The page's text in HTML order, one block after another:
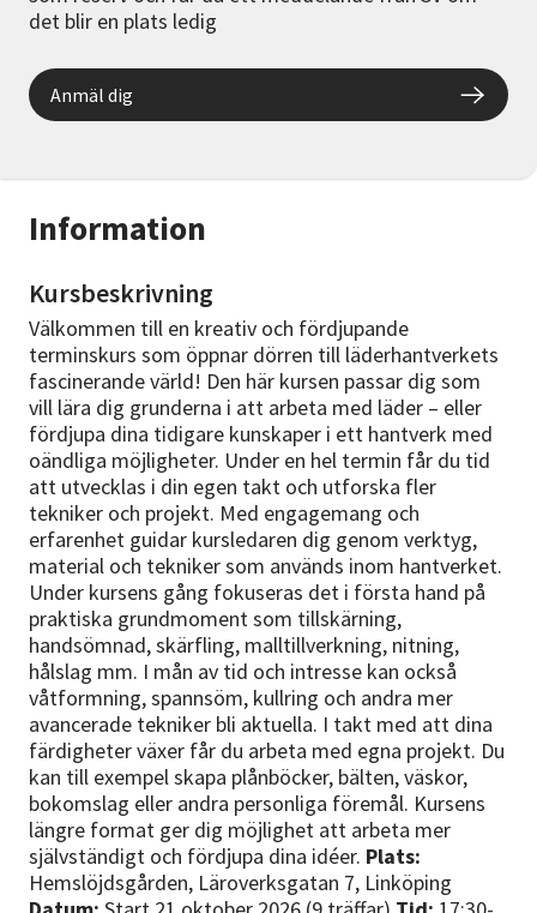
Information
Kursbeskrivning
Välkommen till en kreativ och fördjupande
terminskurs som öppnar dörren till läderhantverkets
fascinerande värld! Den här kursen passar dig som
vill lära dig grunderna i att arbeta med läder – eller
fördjupa dina tidigare kunskaper i ett hantverk med
oändliga möjligheter. Under en hel termin får du tid
att utvecklas i din egen takt och utforska fler
tekniker och projekt. Med engagemang och
erfarenhet guidar kursledaren dig genom verktyg,
material och tekniker som används inom hantverket.
Under kursens gång fokuseras det i första hand på
praktiska grundmoment som tillskärning,
handsömnad, skärfling, malltillverkning, nitning,
hålslag mm. I mån av tid och intresse kan också
våtformning, spannsöm, kullring och andra mer
avancerade tekniker bli aktuella. I takt med att dina
färdigheter växer får du arbeta med egna projekt. Du
kan till exempel skapa plånböcker, bälten, väskor,
bokomslag eller andra personliga föremål. Kursens
längre format ger dig möjlighet att arbeta mer
självständigt och fördjupa dina idéer. Plats:
Hemslöjdsgården, Läroverksgatan 7, Linköping
det blir en plats ledig
Anmäl dig